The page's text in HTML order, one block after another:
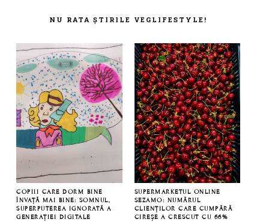
NU RATA ȘTIRILE VEGLIFESTYLE!
COPIII CARE DORM BINE
ÎNVAȚĂ MAI BINE: SOMNUL,
SUPERPUTEREA IGNORATĂ A
GENERAȚIEI DIGITALE
SUPERMARKETUL ONLINE
SEZAMO: NUMĂRUL
CLIENȚILOR CARE CUMPĂRĂ
CIREȘE A CRESCUT CU 66%